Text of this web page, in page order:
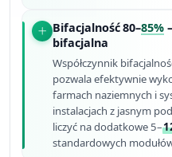
Bifacjalność 80–85%
bifacjalna
Współczynnik
pozwala efektywnie
farmach naziemnych i
instalacjach z jasnym
liczyć na dodatkowe 5–
standardowych